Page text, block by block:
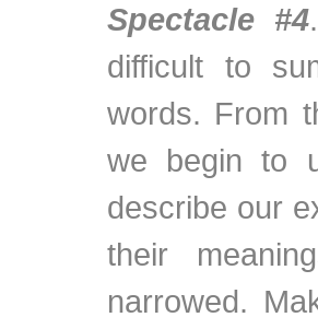
Spectacle #4
difficult to
words. From
we begin to
describe our
their
narrowed.